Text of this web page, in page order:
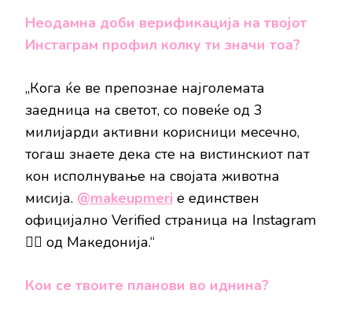
Неодамна доби верификација на твојот
Инстаграм профил колку ти значи тоа?
„Кога ќе ве препознае најголемата
заедница на светот, со повеќе од 3
милијарди активни корисници месечно,
тогаш знаете дека сте на вистинскиот пат
кон исполнување на својата животна
мисија. @makeupmeri е единствен
официјално Verified страница на Instagram
👇🏻 од Македонија.“
Кои се твоите планови во иднина?